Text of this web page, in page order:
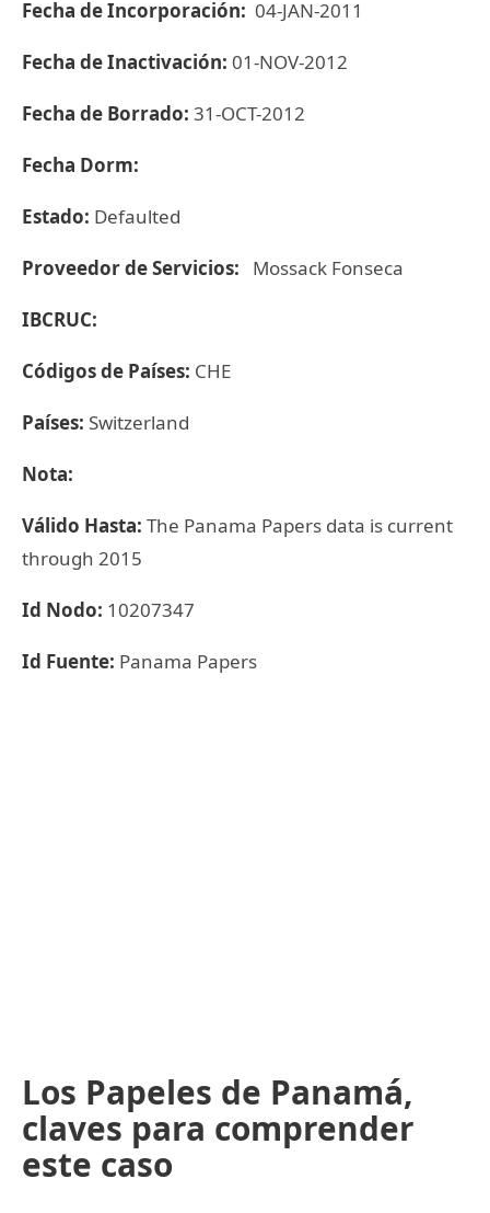
Fecha de Incorporación: 04-JAN-2011
Fecha de Inactivación: 01-NOV-2012
Fecha de Borrado: 31-OCT-2012
Fecha Dorm:
Estado: Defaulted
Proveedor de Servicios: Mossack Fonseca
IBCRUC:
Códigos de Países: CHE
Países: Switzerland
Nota:
Válido Hasta: The Panama Papers data is current
through 2015
Id Nodo: 10207347
Id Fuente: Panama Papers
Los Papeles de Panamá,
claves para comprender
este caso